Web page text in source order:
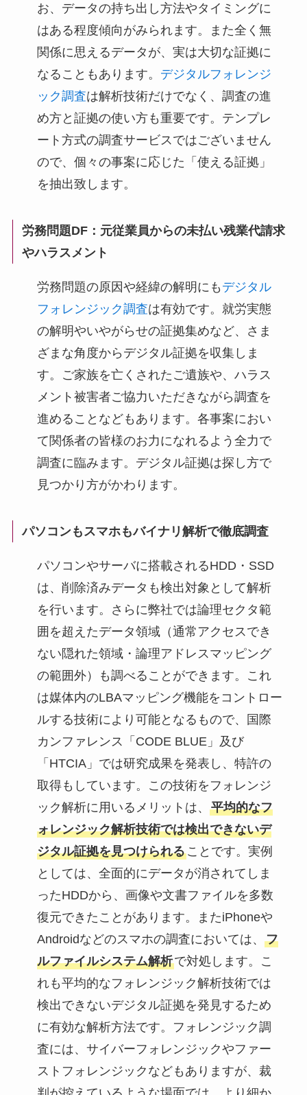
お、データの持ち出し方法やタイミングに
はある程度傾向がみられます。また全く無
関係に思えるデータが、実は大切な証拠に
なることもあります。 デジタルフォレンジ
ック調査は解析技術だけでなく、調査の進
め方と証拠の使い方も重要です。テンプレ
ート方式の調査サービスではございません
ので、個々の事案に応じた「使える証拠」
を抽出致します。
労務問題DF： 元従業員からの未払い残業代請求
やハラスメント
労務問題の原因や経緯の解明にも デジタル
フォレンジック調査は有効です。就労実態
の解明やいやがらせの証拠集めなど、さま
ざまな角度からデジタル証拠を収集しま
す。ご家族を亡くされたご遺族や、ハラス
メント被害者ご協力いただきながら調査を
進めることなどもあります。各事案におい
て関係者の皆様のお力になれるよう全力で
調査に臨みます。デジタル証拠は探し方で
見つかり方がかわります。
パソコンもスマホもバイナリ解析で徹底調査
パソコンやサーバに搭載されるHDD・SSD
は、削除済みデータも検出対象として解析
を行います。さらに弊社では論理セクタ範
囲を超えたデータ領域（通常アクセスでき
ない隠れた領域・論理アドレスマッピング
の範囲外）も調べることができます。これ
は媒体内のLBAマッピング機能をコントロー
ルする技術により可能となるもので、国際
カンファレンス「CODE BLUE」及び
「HTCIA」では研究成果を発表し、特許の
取得もしています。この技術をフォレンジ
ック解析に用いるメリットは、 平均的なフ
ォレンジック解析技術では検出できないデ
ジタル証拠を見つけられることです。実例
としては、全面的にデータが消されてしま
ったHDDから、画像や文書ファイルを多数
復元できたことがあります。またiPhoneや
Androidなどのスマホの調査においては、 フ
ルファイルシステム解析で対処します。こ
れも平均的なフォレンジック解析技術では
検出できないデジタル証拠を発見するため
に有効な解析方法です。フォレンジック調
査には、サイバーフォレンジックやファー
ストフォレンジックなどもありますが、裁